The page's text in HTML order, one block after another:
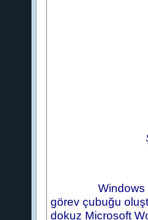
Windows XP,
görev çubuğu
dokuz Microsoft